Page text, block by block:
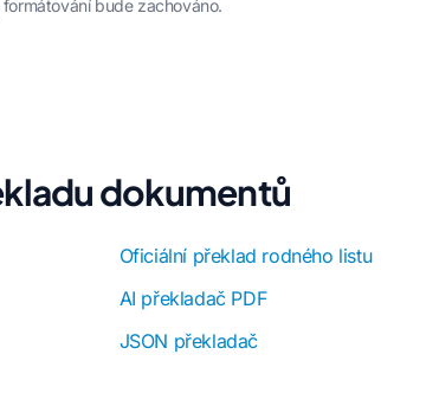
bude zachováno.
dokumentů
Oficiální překlad rodného listu
AI překladač PDF
JSON překladač